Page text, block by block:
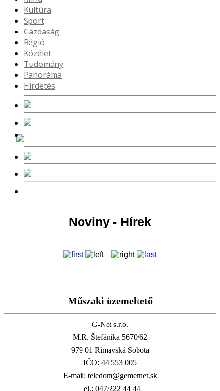
Kultúra
Sport
Gazdaság
Régió
Közélet
Tudomány
Panoráma
Hirdetés
Noviny - Hírek
Műszaki üzemeltető
G-Net s.r.o.
M.R. Štefánika 5670/62
979 01 Rimavská Sobota
IČO: 44 553 005
E-mail: teledom@gemernet.sk
Tel.: 047/222 44 44